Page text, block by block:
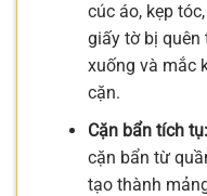
cúc áo, kẹp
giấy tờ bị quên
xuống và mắc
cặn.
Cặn bẩn tích tụ:
cặn bẩn từ
tạo thành